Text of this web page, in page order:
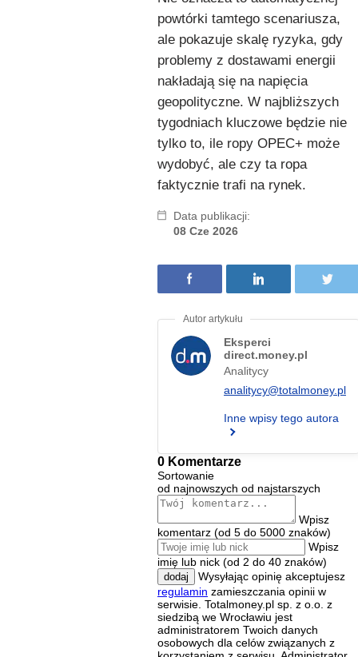
powtórki tamtego scenariusza,
ale pokazuje skalę ryzyka, gdy
problemy z dostawami energii
nakładają się na napięcia
geopolityczne. W najbliższych
tygodniach kluczowe będzie nie
tylko to, ile ropy OPEC+ może
wydobyć, ale czy ta ropa
faktycznie trafi na rynek.
Data publikacji:
08 Cze 2026
Eksperci
direct.money.pl
Analitycy
analitycy@totalmoney.pl
Inne wpisy tego autora
0 Komentarze
Sortowanie
od najnowszych od najstarszych
Wpisz
komentarz (od 5 do 5000 znaków)
Wpisz
imię lub nick (od 2 do 40 znaków)
dodaj
Wysyłając opinię akceptujesz
regulamin zamieszczania opinii w
serwisie. Totalmoney.pl sp. z o.o. z
siedzibą we Wrocławiu jest
administratorem Twoich danych
osobowych dla celów związanych z